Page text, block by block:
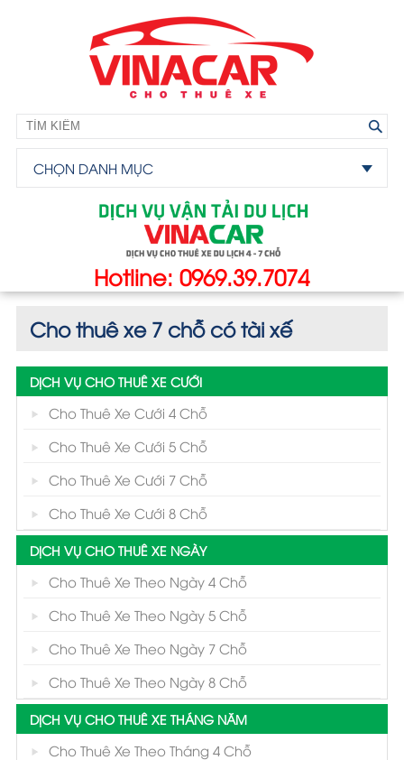
CHỌN DANH MỤC
Hotline: 0969.39.7074
Cho thuê xe 7 chỗ có tài xế
DỊCH VỤ CHO THUÊ XE CƯỚI
Cho Thuê Xe Cưới 4 Chỗ
Cho Thuê Xe Cưới 5 Chỗ
Cho Thuê Xe Cưới 7 Chỗ
Cho Thuê Xe Cưới 8 Chỗ
DỊCH VỤ CHO THUÊ XE NGÀY
Cho Thuê Xe Theo Ngày 4 Chỗ
Cho Thuê Xe Theo Ngày 5 Chỗ
Cho Thuê Xe Theo Ngày 7 Chỗ
Cho Thuê Xe Theo Ngày 8 Chỗ
DỊCH VỤ CHO THUÊ XE THÁNG NĂM
Cho Thuê Xe Theo Tháng 4 Chỗ